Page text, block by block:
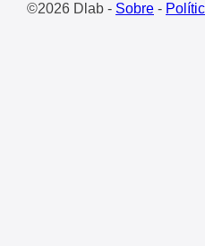
©2026 Dlab - Sobre-